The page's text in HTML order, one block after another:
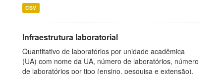
CSV
Infraestrutura laboratorial
Quantitativo de laboratórios por unidade acadêmica
(UA) com nome da UA, número de laboratórios, número
de laboratórios por tipo (ensino, pesquisa e extensão),